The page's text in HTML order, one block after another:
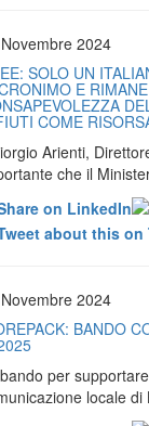
2024
SOLO UN
E
COME
Arienti,
che il
2024
BANDO
per
locale